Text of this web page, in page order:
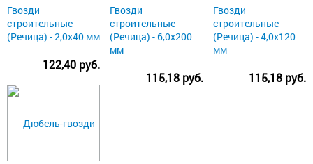
Гвозди
строительные
(Речица) - 2,0х40 мм
122,40 руб.
Гвозди
строительные
(Речица) - 6,0х200
мм
115,18 руб.
Гвозди
строительные
(Речица) - 4,0х120
мм
115,18 руб.